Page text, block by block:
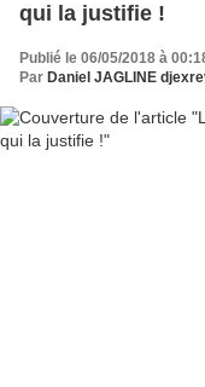
qui la justifie !
Publié le 06/05/2018 à
Par Daniel JAGLINE